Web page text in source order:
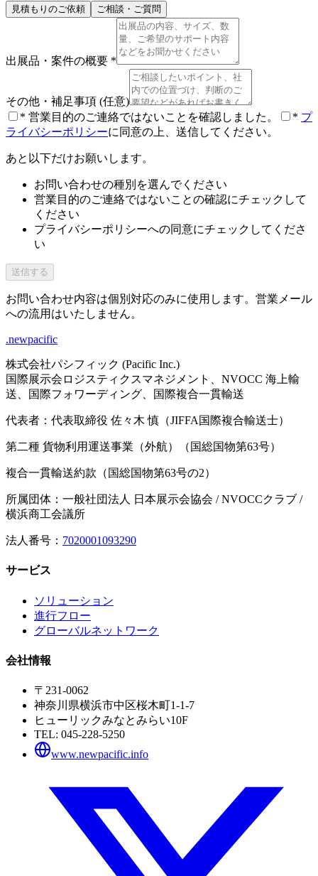
見積もりのご依頼 ご相談・ご質問
出展品・案件の概要 *
その他・補足事項 (任意)
* 営業目的のご連絡ではないことを確認しました。 * プ
ライバシーポリシーに同意の上、送信してください。
あと以下だけお願いします。
お問い合わせの種別を選んでください
営業目的のご連絡ではないことの確認にチェックして
ください
プライバシーポリシーへの同意にチェックしてくださ
い
送信する
お問い合わせ内容は個別対応のみに使用します。営業メール
への流用はいたしません。
.newpacific
株式会社パシフィック (Pacific Inc.)
国際展示会ロジスティクスマネジメント、NVOCC 海上輸
送、国際フォワーディング、国際複合一貫輸送
代表者：代表取締役 佐々木 慎（JIFFA国際複合輸送士）
第二種 貨物利用運送事業（外航）（国総国物第63号）
複合一貫輸送約款（国総国物第63号の2）
所属団体：一般社団法人 日本展示会協会 / NVOCCクラブ /
横浜商工会議所
法人番号： 7020001093290
サービス
ソリューション
進行フロー
グローバルネットワーク
会社情報
〒231-0062
神奈川県横浜市中区桜木町1-1-7
ヒューリックみなとみらい10F
TEL: 045-228-5250
www.newpacific.info